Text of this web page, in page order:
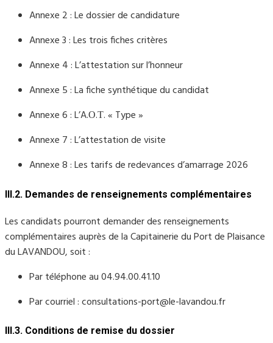
Annexe 2 : Le dossier de candidature
Annexe 3 : Les trois fiches critères
Annexe 4 : L’attestation sur l’honneur
Annexe 5 : La fiche synthétique du candidat
Annexe 6 : L’A.Ο.Τ. « Type »
Annexe 7 : L’attestation de visite
Annexe 8 : Les tarifs de redevances d’amarrage 2026
III.2. Demandes de renseignements complémentaires
Les candidats pourront demander des renseignements
complémentaires auprès de la Capitainerie du Port de Plaisance
du LAVANDOU, soit :
Par téléphone au 04.94.00.41.10
Par courriel : consultations-port@le-lavandou.fr
III.3. Conditions de remise du dossier